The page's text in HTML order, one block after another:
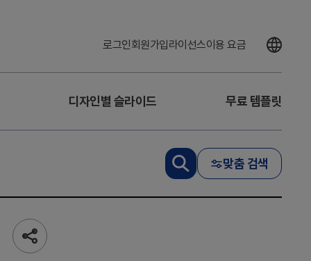
로그인회원가입라이선스이용 요금
디자인별 슬라이드 무료 템플릿
맞춤 검색
공
유
롭
플
릿
간